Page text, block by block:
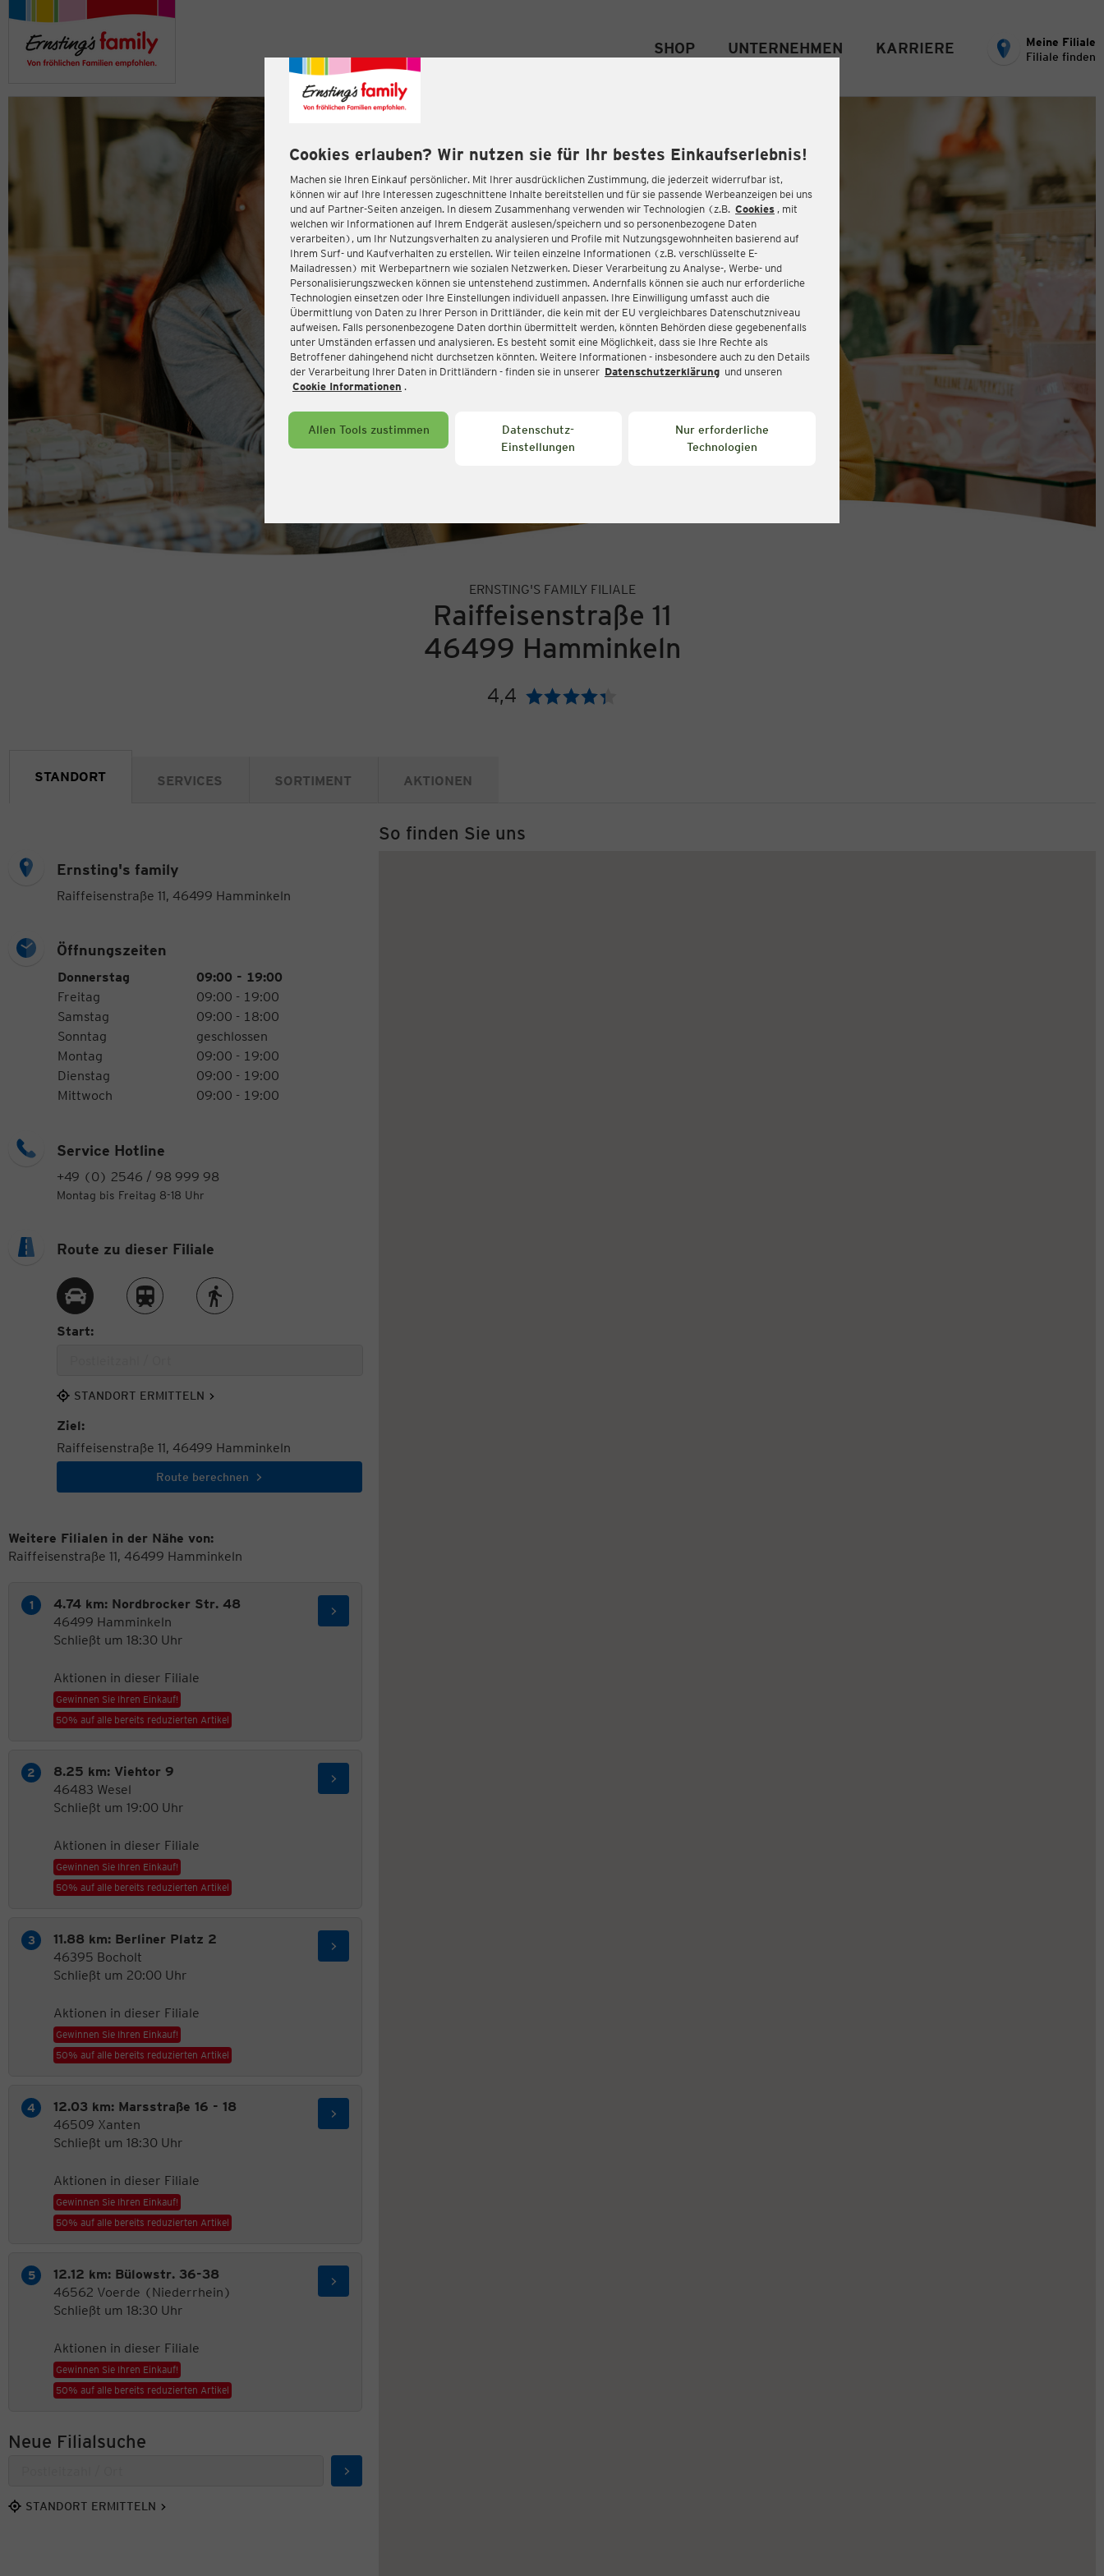
Cookies erlauben? Wir nutzen sie für Ihr bestes Einkaufserlebnis!
Machen sie Ihren Einkauf persönlicher. Mit Ihrer ausdrücklichen Zustimmung, die jederzeit widerrufbar ist,
können wir auf Ihre Interessen zugeschnittene Inhalte bereitstellen und für sie passende Werbeanzeigen bei uns
und auf Partner-Seiten anzeigen. In diesem Zusammenhang verwenden wir Technologien (z.B. Cookies , mit
welchen wir Informationen auf Ihrem Endgerät auslesen/speichern und so personenbezogene Daten
verarbeiten), um Ihr Nutzungsverhalten zu analysieren und Profile mit Nutzungsgewohnheiten basierend auf
Ihrem Surf- und Kaufverhalten zu erstellen. Wir teilen einzelne Informationen (z.B. verschlüsselte E-
Mailadressen) mit Werbepartnern wie sozialen Netzwerken. Dieser Verarbeitung zu Analyse-, Werbe- und
Personalisierungszwecken können sie untenstehend zustimmen. Andernfalls können sie auch nur erforderliche
Technologien einsetzen oder Ihre Einstellungen individuell anpassen. Ihre Einwilligung umfasst auch die
Übermittlung von Daten zu Ihrer Person in Drittländer, die kein mit der EU vergleichbares Datenschutzniveau
aufweisen. Falls personenbezogene Daten dorthin übermittelt werden, könnten Behörden diese gegebenenfalls
unter Umständen erfassen und analysieren. Es besteht somit eine Möglichkeit, dass sie Ihre Rechte als
Betroffener dahingehend nicht durchsetzen könnten. Weitere Informationen - insbesondere auch zu den Details
der Verarbeitung Ihrer Daten in Drittländern - finden sie in unserer Datenschutzerklärung und unseren
Cookie Informationen .
Allen Tools zustimmen
Datenschutz-
Einstellungen
Nur erforderliche
Technologien
SHOP UNTERNEHMEN KARRIERE
Meine Filiale
Filiale finden
ERNSTING'S FAMILY FILIALE
Raiffeisenstraße 11
46499 Hamminkeln
4,4 Bewertung:
STANDORT SERVICES SORTIMENT AKTIONEN
Ernsting's family
Raiffeisenstraße 11, 46499 Hamminkeln
Öffnungszeiten
Öffnungszeiten
WochentagUhrzeiten
Donnerstag
09:00 - 19:00
Freitag
09:00 - 19:00
Samstag
09:00 - 18:00
Sonntag
geschlossen
Montag
09:00 - 19:00
Dienstag
09:00 - 19:00
Mittwoch
09:00 - 19:00
Service Hotline
+49 (0) 2546 / 98 999 98
Montag bis Freitag 8-18 Uhr
So finden Sie uns
Route zu dieser Filiale
Route per AutoRoute per ZugRoute zu Fuß
Start:
STANDORT ERMITTELN
Ziel:
Raiffeisenstraße 11, 46499 Hamminkeln
Route berechnen
Weitere Filialen in der Nähe von:
Raiffeisenstraße 11, 46499 Hamminkeln
4.74 km: Nordbrocker Str. 48
46499 Hamminkeln
Schließt um 18:30 Uhr
Aktionen in dieser Filiale
Gewinnen Sie Ihren Einkauf!
50% auf alle bereits reduzierten Artikel
8.25 km: Viehtor 9
46483 Wesel
Schließt um 19:00 Uhr
Aktionen in dieser Filiale
Gewinnen Sie Ihren Einkauf!
50% auf alle bereits reduzierten Artikel
11.88 km: Berliner Platz 2
46395 Bocholt
Schließt um 20:00 Uhr
Aktionen in dieser Filiale
Gewinnen Sie Ihren Einkauf!
50% auf alle bereits reduzierten Artikel
12.03 km: Marsstraße 16 - 18
46509 Xanten
Schließt um 18:30 Uhr
Aktionen in dieser Filiale
Gewinnen Sie Ihren Einkauf!
50% auf alle bereits reduzierten Artikel
12.12 km: Bülowstr. 36-38
46562 Voerde (Niederrhein)
Schließt um 18:30 Uhr
Aktionen in dieser Filiale
Gewinnen Sie Ihren Einkauf!
50% auf alle bereits reduzierten Artikel
Neue Filialsuche
Suchen
STANDORT ERMITTELN